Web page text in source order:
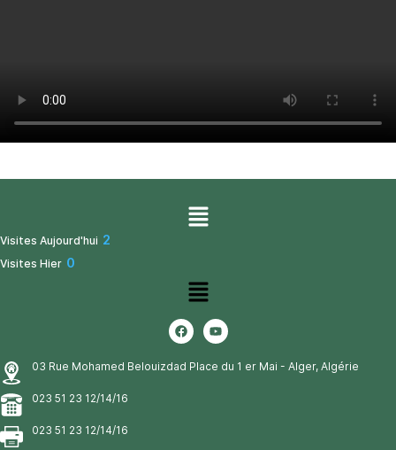
03 Rue Mohamed Belouizdad Place du 1 er Mai - Alger, Algérie
023 51 23 12/14/16
023 51 23 12/14/16
Visites Aujourd'hui 2
Visites Hier 0